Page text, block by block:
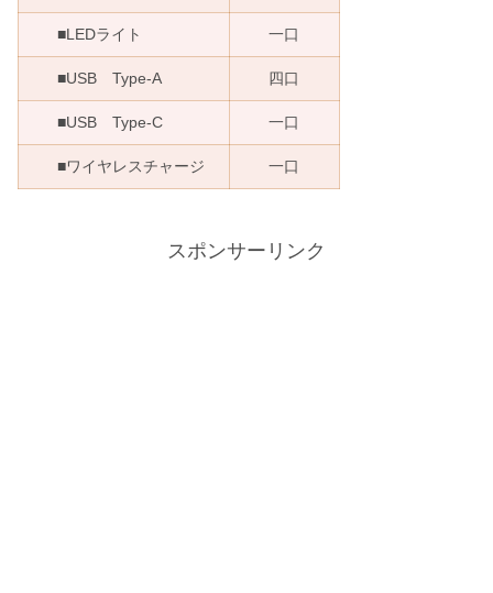
■LEDライト 一口
■USB Type-A 四口
■USB Type-C 一口
■ワイヤレスチャージ 一口
スポンサーリンク